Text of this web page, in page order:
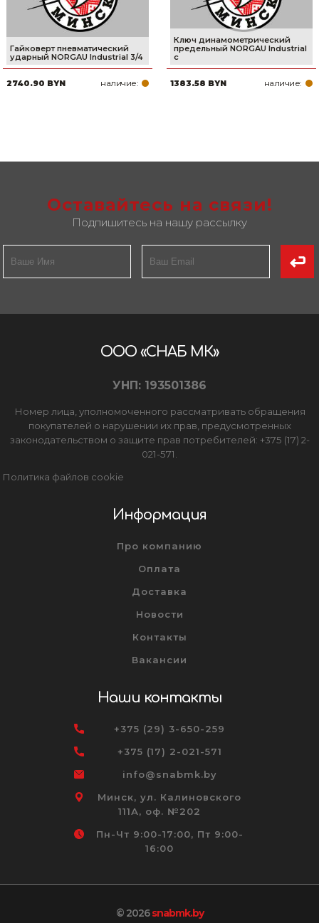
Гайковерт пневматический
ударный NORGAU Industrial 3/4
2740.90 BYN наличие:
Ключ динамометрический
предельный NORGAU Industrial
с
1383.58 BYN наличие:
Оставайтесь на связи!
Подпишитесь на нашу рассылку
ООО «СНАБ МК»
УНП: 193501386
Номер лица, уполномоченного рассматривать обращения
покупателей о нарушении их прав, предусмотренных
законодательством о защите прав потребителей: +375 (17) 2-
021-571.
Политика файлов cookie
Информация
Про компанию
Оплата
Доставка
Новости
Контакты
Вакансии
Наши контакты
+375 (29) 3-650-259
+375 (17) 2-021-571
info@snabmk.by
Минск, ул. Калиновского
111А, оф. №202
Пн-Чт 9:00-17:00, Пт 9:00-
16:00
© 2026snabmk.by